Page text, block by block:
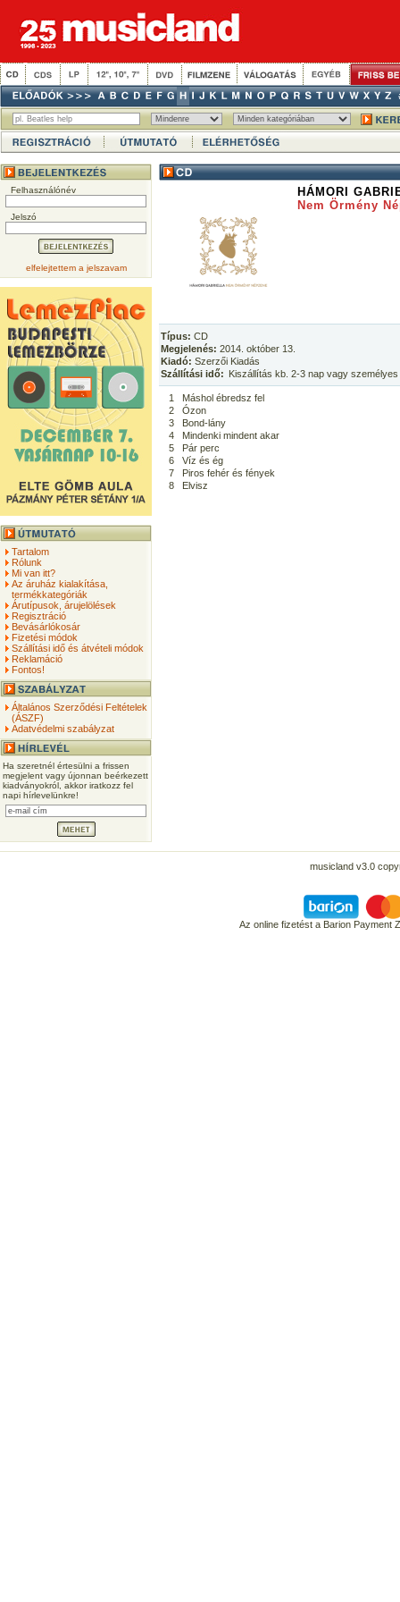
Felhasználónév
Jelszó
elfelejtettem a jelszavam
Tartalom
Rólunk
Mi van itt?
Az áruház kialakítása,
termékkategóriák
Árutípusok, árujelölések
Regisztráció
Bevásárlókosár
Fizetési módok
Szállítási idő és átvételi módok
Reklamáció
Fontos!
Általános Szerződési Feltételek
(ÁSZF)
Adatvédelmi szabályzat
Ha szeretnél értesülni a frissen
megjelent vagy újonnan beérkezett
kiadványokról, akkor iratkozz fel
napi hírlevelünkre!
HÁMORI
Nem Örmény
Típus: CD
Megjelenés: 2014. október 13.
Kiadó: Szerzői Kiadás
Szállítási idő: Kiszállítás kb. 2-3 nap vagy
1
Máshol ébredsz fel
2
Ózon
3
Bond-lány
4
Mindenki mindent akar
5
Pár perc
6
Víz és ég
7
Piros fehér és fények
8
Elvisz
musicland v3.0
Az online fizetést a Barion Payment